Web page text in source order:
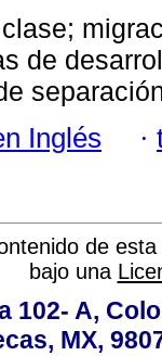
clase;
de
Inglés ·
de
bajo una
102- A,
MX,